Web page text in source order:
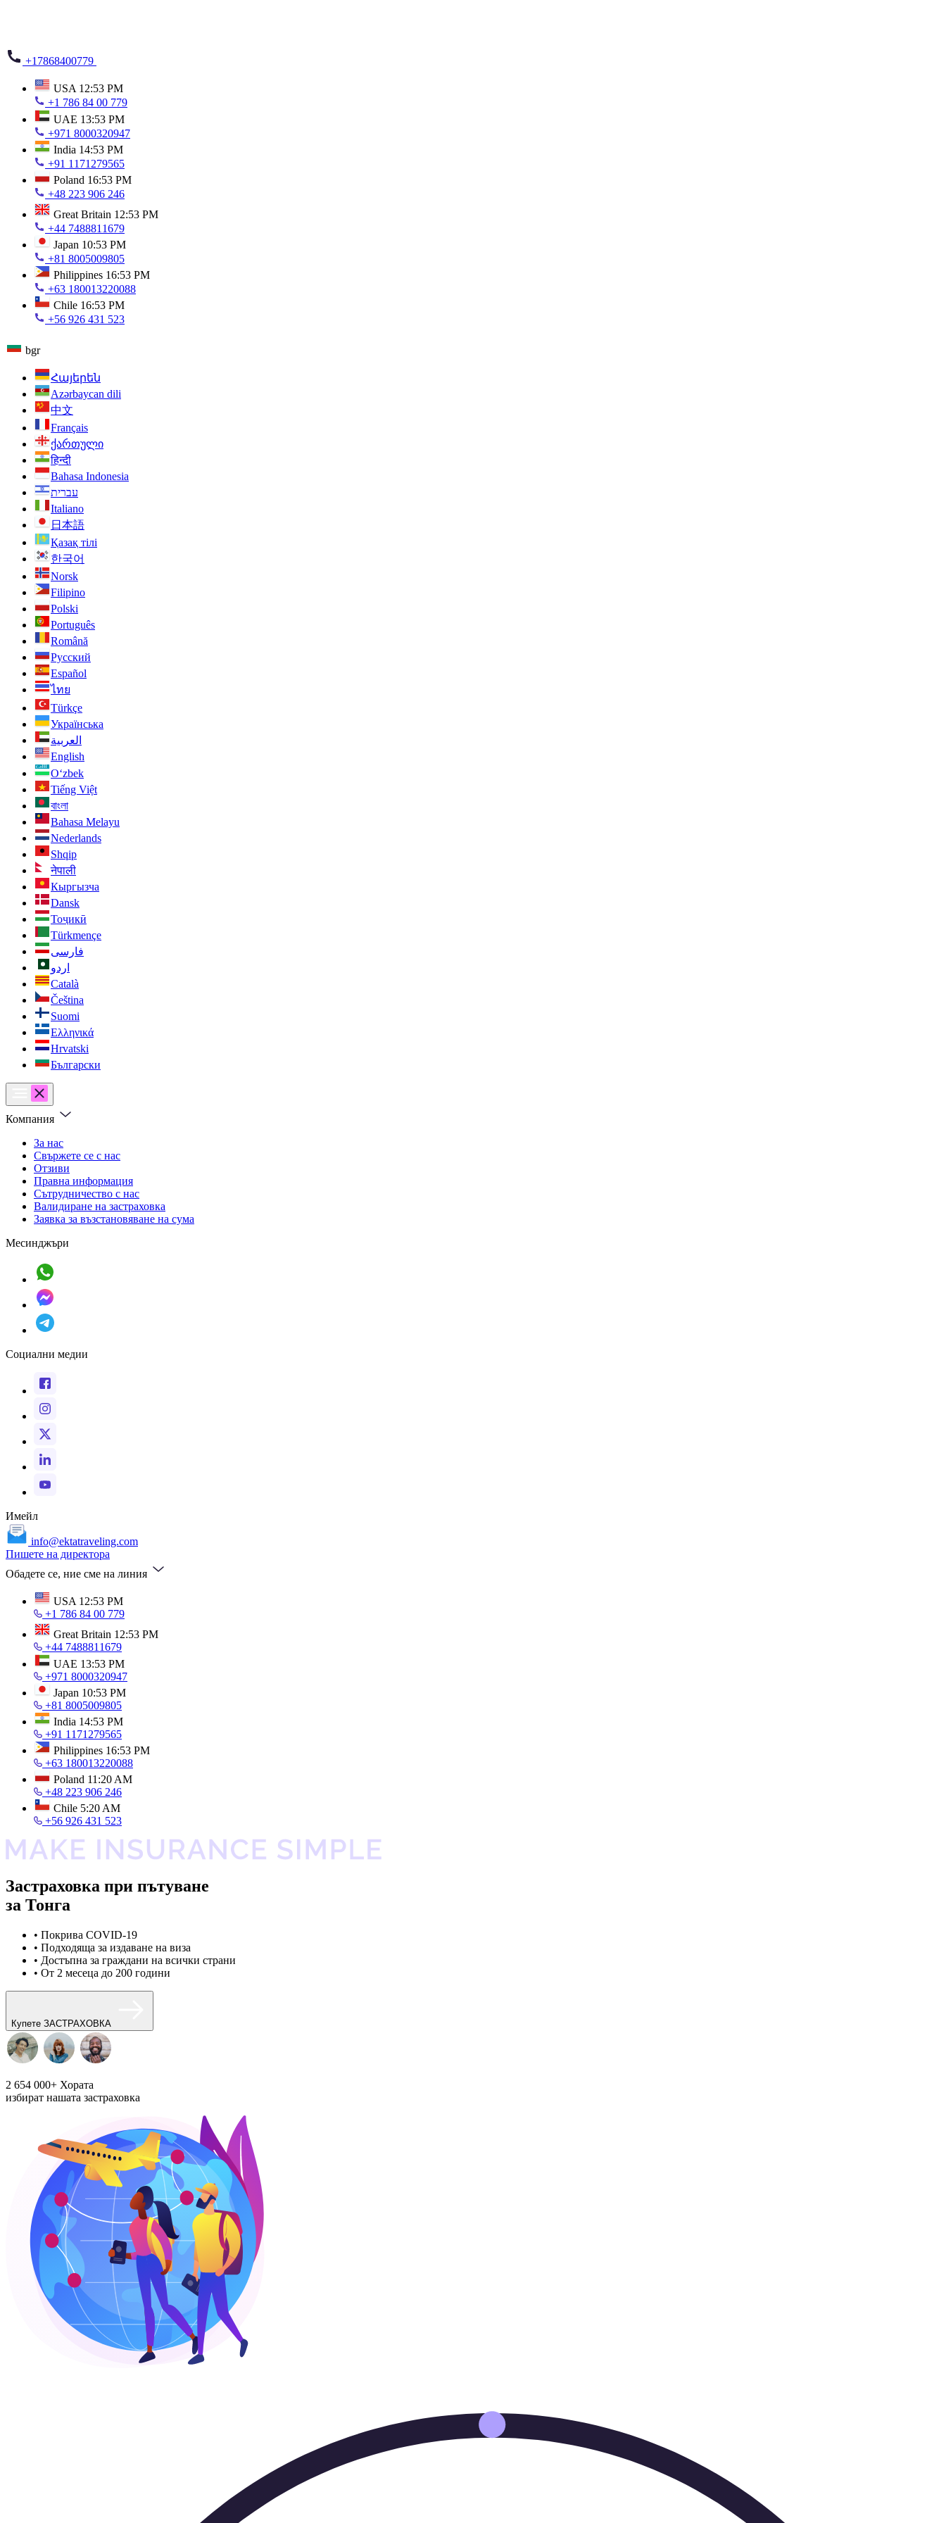
+17868400779
USA 12:53 PM
+1 786 84 00 779
UAE 13:53 PM
+971 8000320947
India 14:53 PM
+91 1171279565
Poland 16:53 PM
+48 223 906 246
Great Britain 12:53 PM
+44 7488811679
Japan 10:53 PM
+81 8005009805
Philippines 16:53 PM
+63 180013220088
Chile 16:53 PM
+56 926 431 523
bgr
Հայերեն
Azərbaycan dili
中文
Français
ქართული
हिन्दी
Bahasa Indonesia
עברית
Italiano
日本語
Қазақ тілі
한국어
Norsk
Filipino
Polski
Português
Română
Русский
Español
ไทย
Türkçe
Українська
العربية
English
O‘zbek
Tiếng Việt
বাংলা
Bahasa Melayu
Nederlands
Shqip
नेपाली
Кыргызча
Dansk
Тоҷикӣ
Türkmençe
فارسی
اردو
Català
Čeština
Suomi
Ελληνικά
Hrvatski
Български
Компания
За нас
Свържете се с нас
Отзиви
Правна информация
Сътрудничество с нас
Валидиране на застраховка
Заявка за възстановяване на сума
Месинджъри
Социални медии
Имейл
info@ektatraveling.com
Пишете на директора
Обадете се, ние сме на линия
USA 12:53 PM
+1 786 84 00 779
Great Britain 12:53 PM
+44 7488811679
UAE 13:53 PM
+971 8000320947
Japan 10:53 PM
+81 8005009805
India 14:53 PM
+91 1171279565
Philippines 16:53 PM
+63 180013220088
Poland 11:20 AM
+48 223 906 246
Chile 5:20 AM
+56 926 431 523
Застраховка при пътуване
за Тонга
• Покрива COVID-19
• Подходяща за издаване на виза
• Достъпна за граждани на всички страни
• От 2 месеца до 200 години
Купете ЗАСТРАХОВКА
2 654 000+ Хората
избират нашата застраховка